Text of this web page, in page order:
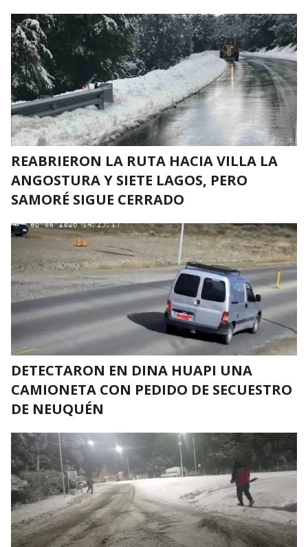
REABRIERON LA RUTA HACIA VILLA LA
ANGOSTURA Y SIETE LAGOS, PERO
SAMORÉ SIGUE CERRADO
DETECTARON EN DINA HUAPI UNA
CAMIONETA CON PEDIDO DE SECUESTRO
DE NEUQUÉN